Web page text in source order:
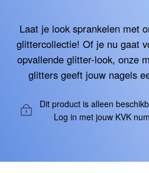
Laat je look sprankelen met
glittercollectie! Of je nu gaat
opvallende glitter-look, onze
glitters geeft jouw nagels
Dit product is alleen
Log in met jouw KVK